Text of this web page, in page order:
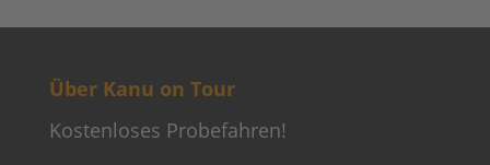
Über Kanu on Tour
Kostenloses Probefahren!